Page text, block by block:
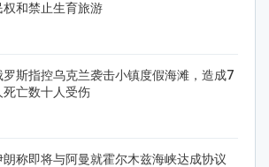
权和禁止生育旅游
罗斯指控乌克兰袭击小镇度假海滩，造成7
死亡数十人受伤
朗称即将与阿曼就霍尔木兹海峡达成协议